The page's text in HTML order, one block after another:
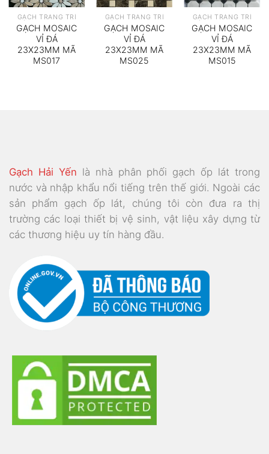
GẠCH TRANG TRÍ
GẠCH MOSAIC
VỈ ĐÁ
23X23MM MÃ
MS017
GẠCH TRANG TRÍ
GẠCH MOSAIC
VỈ ĐÁ
23X23MM MÃ
MS025
GẠCH TRANG TRÍ
GẠCH MOSAIC
VỈ ĐÁ
23X23MM MÃ
MS015
Gạch Hải Yến là nhà phân phối gạch ốp lát trong
nước và nhập khẩu nổi tiếng trên thế giới. Ngoài các
sản phẩm gạch ốp lát, chúng tôi còn đưa ra thị
trường các loại thiết bị vệ sinh, vật liệu xây dựng từ
các thương hiệu uy tín hàng đầu.